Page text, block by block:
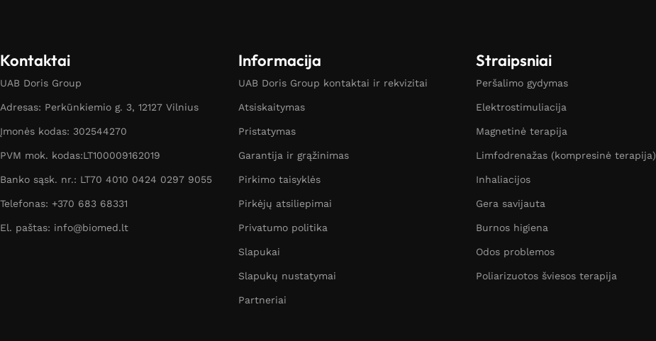
Kontaktai
UAB Doris Group
Adresas: Perkūnkiemio g. 3, 12127 Vilnius
Įmonės kodas: 302544270
PVM mok. kodas:LT100009162019
Banko sąsk. nr.: LT70 4010 0424 0297 9055
Telefonas: +370 683 68331
El. paštas: info@biomed.lt
Informacija
UAB Doris Group kontaktai ir rekvizitai
Atsiskaitymas
Pristatymas
Garantija ir grąžinimas
Pirkimo taisyklės
Pirkėjų atsiliepimai
Privatumo politika
Slapukai
Slapukų nustatymai
Partneriai
Straipsniai
Peršalimo gydymas
Elektrostimuliacija
Magnetinė terapija
Limfodrenažas (kompresinė terapija)
Inhaliacijos
Gera savijauta
Burnos higiena
Odos problemos
Poliarizuotos šviesos terapija